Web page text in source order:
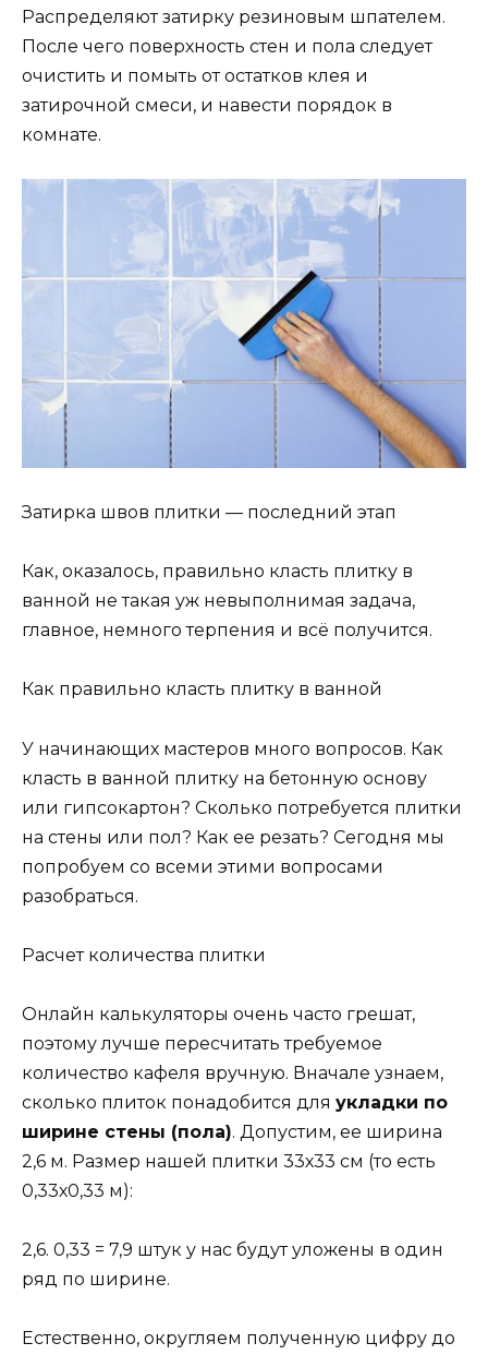
Распределяют затирку резиновым шпателем.
После чего поверхность стен и пола следует
очистить и помыть от остатков клея и
затирочной смеси, и навести порядок в
комнате.
Затирка швов плитки — последний этап
Как, оказалось, правильно класть плитку в
ванной не такая уж невыполнимая задача,
главное, немного терпения и всё получится.
Как правильно класть плитку в ванной
У начинающих мастеров много вопросов. Как
класть в ванной плитку на бетонную основу
или гипсокартон? Сколько потребуется плитки
на стены или пол? Как ее резать? Сегодня мы
попробуем со всеми этими вопросами
разобраться.
Расчет количества плитки
Онлайн калькуляторы очень часто грешат,
поэтому лучше пересчитать требуемое
количество кафеля вручную. Вначале узнаем,
сколько плиток понадобится для укладки по
ширине стены (пола). Допустим, ее ширина
2,6 м. Размер нашей плитки 33х33 см (то есть
0,33х0,33 м):
2,6. 0,33 = 7,9 штук у нас будут уложены в один
ряд по ширине.
Естественно, округляем полученную цифру до